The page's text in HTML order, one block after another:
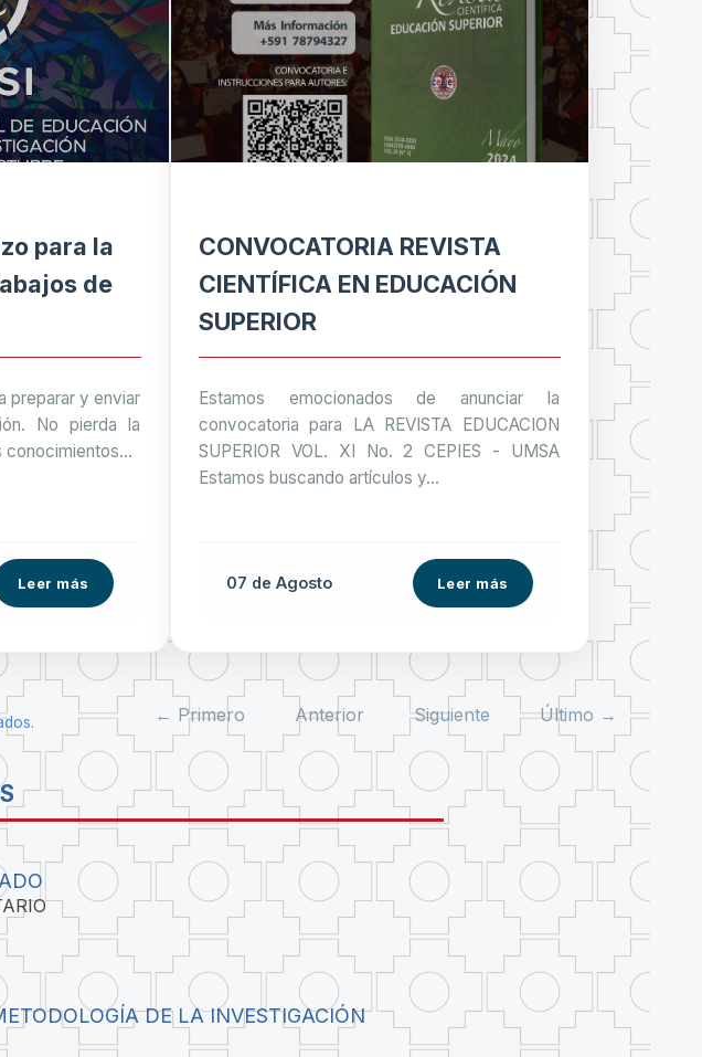
para la
de
preparar y enviar
No pierda la
conocimientos...
Leer más
CONVOCATORIA REVISTA
CIENTÍFICA EN EDUCACIÓN
SUPERIOR
Estamos emocionados de anunciar la
convocatoria para LA REVISTA EDUCACION
SUPERIOR VOL. XI No. 2 CEPIES - UMSA
Estamos buscando artículos y...
07 de Agosto Leer más
← Primero Anterior Siguiente Último →
DE LA INVESTIGACIÓN